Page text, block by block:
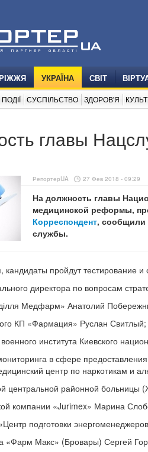
УКРАЇНА СВІТ
ПОДІЇ СУСПІЛЬСТВО ЗДОРОВ'Я
главы
РепортерUA 27 Фев 2018 - 09:29
На должность главы
медицинской реформы,
Корреспондент, сообщили
службы.
пройдут тестирование
директора по вопросам
Медфарм» Анатолий
КП «Фармация» Руслан Свитлый;
института Киевского
в сфере
центр по наркотикам и
центральной районной больницы
компании «Jurimex» Марина
подготовки
«Фарм Макс» (Бровары) Сергей